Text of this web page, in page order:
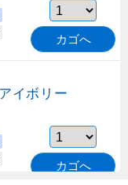
カゴへ
イボリー
カゴへ